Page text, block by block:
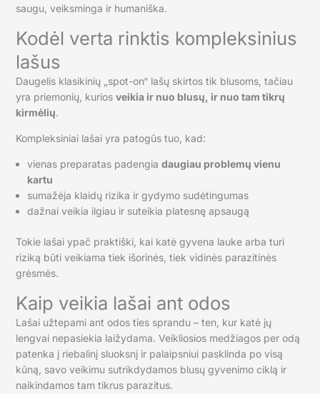
saugu, veiksminga ir humaniška.
Kodėl verta rinktis kompleksinius
lašus
Daugelis klasikinių „spot-on“ lašų skirtos tik blusoms, tačiau
yra priemonių, kurios veikia ir nuo blusų, ir nuo tam tikrų
kirmėlių.
Kompleksiniai lašai yra patogūs tuo, kad:
vienas preparatas padengia daugiau problemų vienu
kartu
sumažėja klaidų rizika ir gydymo sudėtingumas
dažnai veikia ilgiau ir suteikia platesnę apsaugą
Tokie lašai ypač praktiški, kai katė gyvena lauke arba turi
riziką būti veikiama tiek išorinės, tiek vidinės parazitinės
grėsmės.
Kaip veikia lašai ant odos
Lašai užtepami ant odos ties sprandu – ten, kur katė jų
lengvai nepasiekia laižydama. Veikliosios medžiagos per odą
patenka į riebalinį sluoksnį ir palaipsniui pasklinda po visą
kūną, savo veikimu sutrikdydamos blusų gyvenimo ciklą ir
naikindamos tam tikrus parazitus.